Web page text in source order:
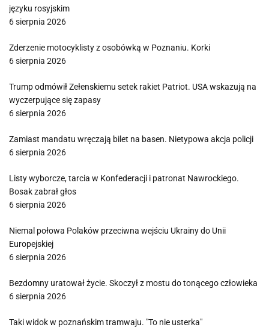
języku rosyjskim
6 sierpnia 2026
Zderzenie motocyklisty z osobówką w Poznaniu. Korki
6 sierpnia 2026
Trump odmówił Zełenskiemu setek rakiet Patriot. USA wskazują na
wyczerpujące się zapasy
6 sierpnia 2026
Zamiast mandatu wręczają bilet na basen. Nietypowa akcja policji
6 sierpnia 2026
Listy wyborcze, tarcia w Konfederacji i patronat Nawrockiego.
Bosak zabrał głos
6 sierpnia 2026
Niemal połowa Polaków przeciwna wejściu Ukrainy do Unii
Europejskiej
6 sierpnia 2026
Bezdomny uratował życie. Skoczył z mostu do tonącego człowieka
6 sierpnia 2026
Taki widok w poznańskim tramwaju. "To nie usterka"